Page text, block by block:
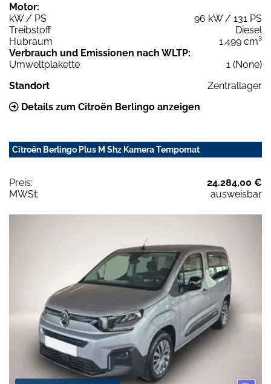
Motor:
kW / PS
96 kW / 131 PS
Treibstoff
Diesel
Hubraum
1.499 cm³
Verbrauch und Emissionen nach WLTP:
Umweltplakette
1 (None)
Standort
Zentrallager
Details zum Citroën Berlingo anzeigen
Citroën Berlingo Plus M Shz Kamera Tempomat
Preis:
24.284,00 €
MWSt:
ausweisbar